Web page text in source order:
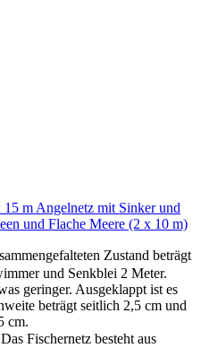
m Angelnetz mit Sinker und
und Flache Meere (2 x 10 m)
Zustand beträgt
und Senkblei 2 Meter.
geringer. Ausgeklappt ist es
beträgt seitlich 2,5 cm und
cm.
Fischernetz besteht aus